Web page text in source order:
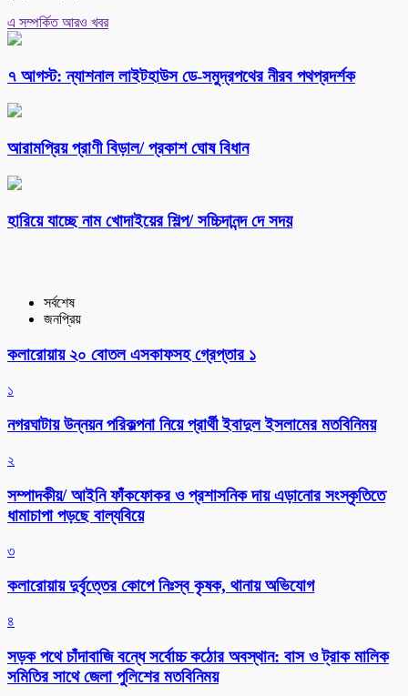
এ সম্পর্কিত আরও খবর
৭ আগস্ট: ন্যাশনাল লাইটহাউস ডে-সমুদ্রপথের নীরব পথপ্রদর্শক
আরামপ্রিয় প্রাণী বিড়াল/ প্রকাশ ঘোষ বিধান
হারিয়ে যাচ্ছে নাম খোদাইয়ের শিল্প/ সচ্চিদানন্দ দে সদয়
সর্বশেষ
জনপ্রিয়
কলারোয়ায় ২০ বোতল এসকাফসহ গ্রেপ্তার ১
১
নগরঘাটায় উন্নয়ন পরিকল্পনা নিয়ে প্রার্থী ইবাদুল ইসলামের মতবিনিময়
২
সম্পাদকীয়/ আইনি ফাঁকফোকর ও প্রশাসনিক দায় এড়ানোর সংস্কৃতিতে
ধামাচাপা পড়ছে বাল্যবিয়ে
৩
কলারোয়ায় দুর্বৃত্তের কোপে নিঃস্ব কৃষক, থানায় অভিযোগ
৪
সড়ক পথে চাঁদাবাজি বন্ধে সর্বোচ্চ কঠোর অবস্থান: বাস ও ট্রাক মালিক
সমিতির সাথে জেলা পুলিশের মতবিনিময়